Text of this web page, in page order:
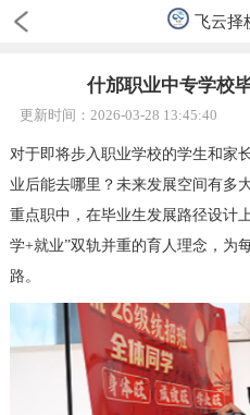
飞云择
什邡职业中专学校
更新时间：2026-03-28 13:45:40
对于即将步入职业学校的学生和家
业后能去哪里？未来发展空间有多
重点职中，在毕业生发展路径设计
学+就业”双轨并重的育人理念，为
路。